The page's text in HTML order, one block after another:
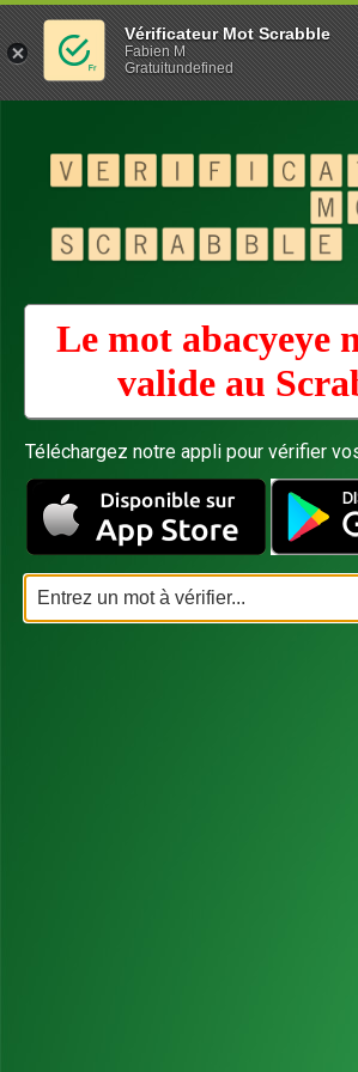
Le mot abacyeye
valide au
Téléchargez notre appli pour vérifier
Vérificateur Mot Scrabble
Fabien M
Gratuitundefined